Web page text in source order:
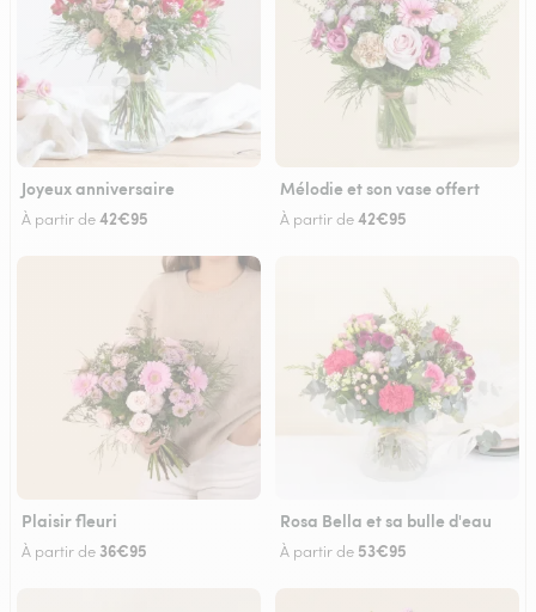
Joyeux anniversaire
À partir de42€95
Mélodie et son vase offert
À partir de42€95
Plaisir fleuri
À partir de 36€95
Rosa Bella et sa bulle d'eau
À partir de 53€95